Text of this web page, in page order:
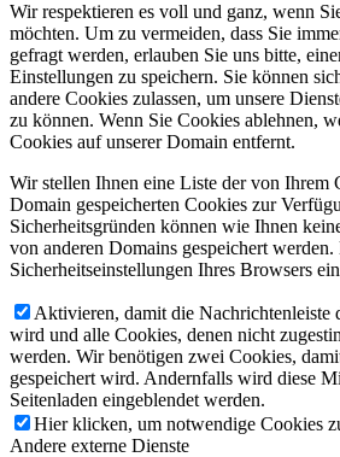
Wir respektieren es voll und ganz, wenn
möchten. Um zu vermeiden, dass Sie
gefragt werden, erlauben Sie uns bitte,
Einstellungen zu speichern. Sie können
andere Cookies zulassen, um unsere
zu können. Wenn Sie Cookies ablehnen,
Cookies auf unserer Domain entfernt.
Wir stellen Ihnen eine Liste der von Ihrem
Domain gespeicherten Cookies zur
Sicherheitsgründen können wie Ihnen
von anderen Domains gespeichert
Sicherheitseinstellungen Ihres Browsers
Aktivieren, damit die Nachrichtenleiste
wird und alle Cookies, denen nicht
werden. Wir benötigen zwei Cookies,
gespeichert wird. Andernfalls wird diese
Seitenladen eingeblendet werden.
Hier klicken, um notwendige Cookies
Andere externe Dienste